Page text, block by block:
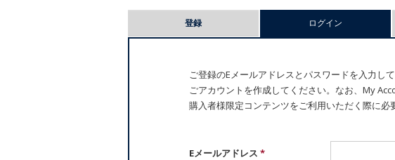
登録 ログイン
ご登録のEメールアドレスとパスワードを入力し
ごアカウントを作成してください。なお、My
購入者様限定コンテンツをご利用いただく際に必
Eメールアドレス*